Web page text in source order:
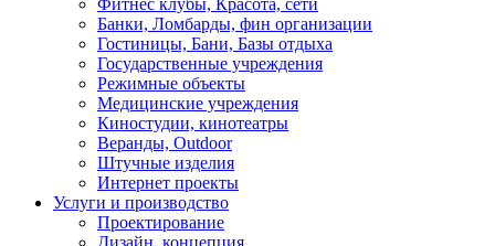
Фитнес клубы, Красота, сети
Банки, Ломбарды, фин организации
Гостиницы, Бани, Базы отдыха
Государственные учреждения
Режимные объекты
Медицинские учреждения
Киностудии, кинотеатры
Веранды, Outdoor
Штучные изделия
Интернет проекты
Услуги и производство
Проектирование